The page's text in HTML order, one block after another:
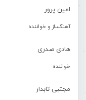
امین پرور
آهنگساز و خواننده
هادی صدری
خواننده
مجتبی تابدار